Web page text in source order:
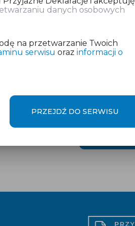
w wysokości
danych osobowych
na przetwarzanie Twoich
serwisu orazinformacji o
PRZEJDŹ DO SERWISU